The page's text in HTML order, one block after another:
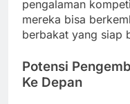
pengalaman
mereka bisa
berbakat yang siap
Potensi
Ke Depan